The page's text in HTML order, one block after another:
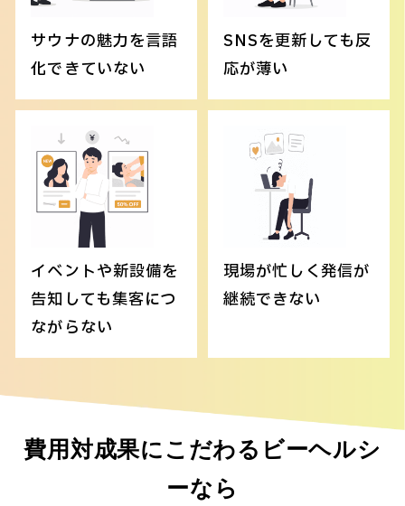
サウナの魅力を言語
化できていない
SNSを更新しても反
応が薄い
イベントや新設備を
告知しても集客につ
ながらない
現場が忙しく発信が
継続できない
費用対成果にこだわるビーヘルシ
ーなら